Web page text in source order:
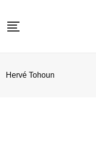
Hervé Tohoun